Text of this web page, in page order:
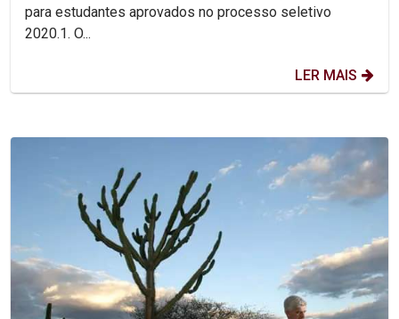
para estudantes aprovados no processo seletivo
2020.1. O...
LER MAIS